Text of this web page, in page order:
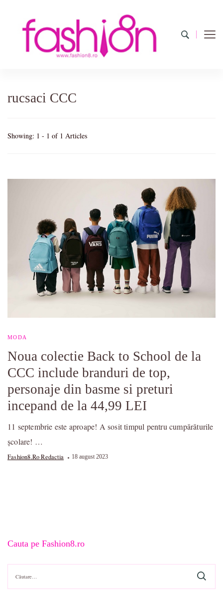
poze cu modele de manichiuri!❤️
rucsaci CCC
Showing: 1 - 1 of 1 Articles
MODA
Noua colectie Back to School de la
CCC include branduri de top,
personaje din basme si preturi
incepand de la 44,99 LEI
11 septembrie este aproape! A sosit timpul pentru cumpărăturile
școlare! …
Fashion8.ro Redactia 18 august 2023
Cauta pe Fashion8.ro
Caută
după: